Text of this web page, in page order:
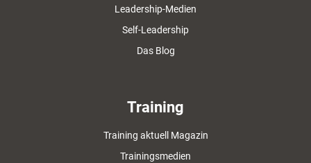
Leadership-Medien
Self-Leadership
Das Blog
Training
Training aktuell Magazin
Trainingsmedien